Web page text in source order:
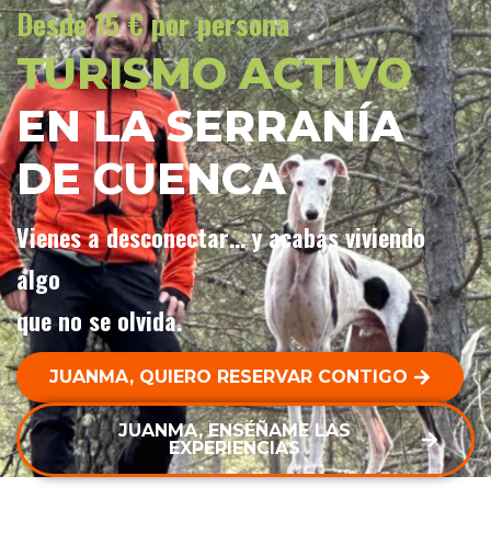
Desde 15 € por persona
TURISMO ACTIVO
EN LA SERRANÍA
DE CUENCA
Vienes a desconectar… y acabas viviendo
algo
que no se olvida.
JUANMA, QUIERO RESERVAR CONTIGO
JUANMA, ENSÉÑAME LAS
EXPERIENCIAS